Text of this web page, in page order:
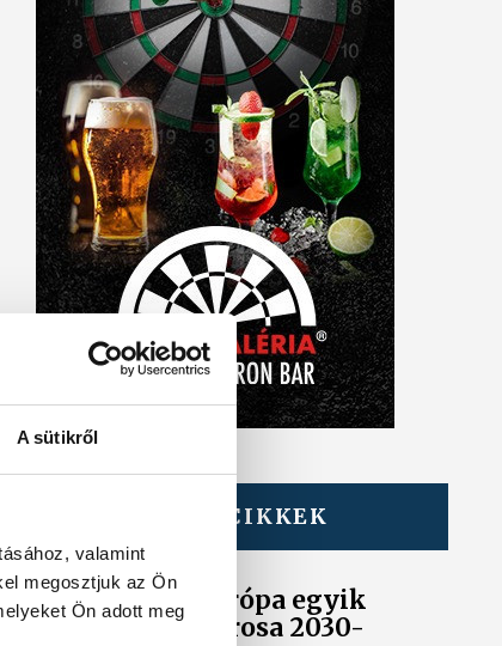
A sütikről
valamint
megosztjuk az Ön
Ön adott meg
TOVÁBBI CIKKEK
Leuven lesz Európa egyik
kulturális fővárosa 2030-